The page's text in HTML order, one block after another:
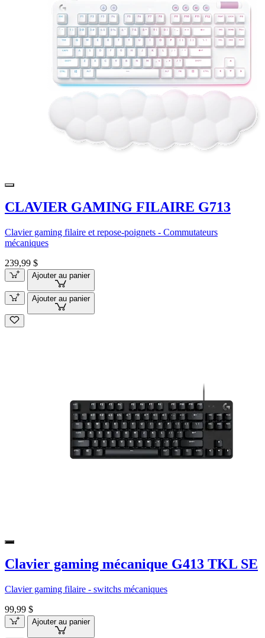
CLAVIER GAMING FILAIRE G713
Clavier gaming filaire et repose-poignets - Commutateurs
mécaniques
239,99 $
Ajouter au panier
Ajouter au panier
Clavier gaming mécanique G413 TKL SE
Clavier gaming filaire - switchs mécaniques
99,99 $
Ajouter au panier